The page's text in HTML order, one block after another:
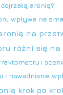
aronię?
wpływa na
na
różni się
i
i nawadnianie
krok po